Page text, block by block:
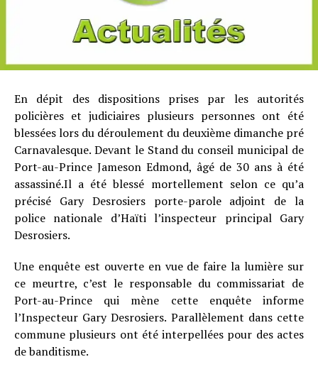
En dépit des dispositions prises par les autorités
policières et judiciaires plusieurs personnes ont été
blessées lors du déroulement du deuxième dimanche pré
Carnavalesque. Devant le Stand du conseil municipal de
Port-au-Prince Jameson Edmond, âgé de 30 ans à été
assassiné.Il a été blessé mortellement selon ce qu’a
précisé Gary Desrosiers porte-parole adjoint de la
police nationale d’Haïti l’inspecteur principal Gary
Desrosiers.
Une enquête est ouverte en vue de faire la lumière sur
ce meurtre, c’est le responsable du commissariat de
Port-au-Prince qui mène cette enquête informe
l’Inspecteur Gary Desrosiers. Parallèlement dans cette
commune plusieurs ont été interpellées pour des actes
de banditisme.